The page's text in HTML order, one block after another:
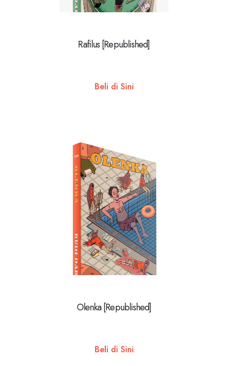
Rafilus [Republished]
Beli di Sini
Olenka [Republished]
Beli di Sini